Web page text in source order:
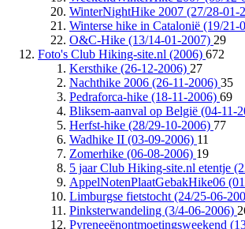
WinterNightHike 2007 (27/28-01-
Winterse hike in Catalonië (19/21-
O&C-Hike (13/14-01-2007) 29
Foto's Club Hiking-site.nl (2006) 672
Kersthike (26-12-2006) 27
Nachthike 2006 (26-11-2006) 35
Pedraforca-hike (18-11-2006) 69
Bliksem-aanval op België (04-11-
Herfst-hike (28/29-10-2006) 77
Wadhike II (03-09-2006) 11
Zomerhike (06-08-2006) 19
5 jaar Club Hiking-site.nl etentje
AppelNotenPlaatGebakHike06
Limburgse fietstocht (24/25-06-
Pinksterwandeling (3/4-06-2006)
Pyreneeënontmoetingsweekend